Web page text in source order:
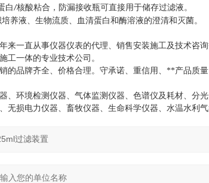
白/核酸粘合，防漏接收瓶可直接用于储存过滤液。
养液、生物流质、血清蛋白和酶溶液的澄清和灭菌。
来一直从事仪器仪表的代理、销售安装施工及技术咨
工一体的专业技术公司。
的品牌齐全、价格合理。守承诺、重信用、 **产品质
、环境检测仪器、气体监测仪器、色谱仪及耗材、分
无损电力仪器、畜牧仪器、生命科学仪器、水温水利气